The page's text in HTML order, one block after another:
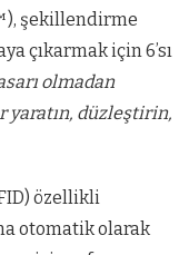
şekillendirme
çıkarmak için 6’sı
olmadan
yaratın, düzleştirin,
özellikli
otomatik olarak